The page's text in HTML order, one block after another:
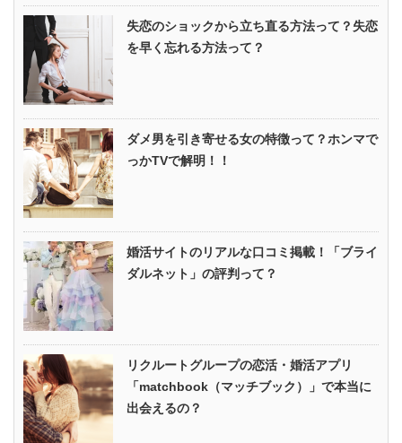
失恋のショックから立ち直る方法って？失恋
を早く忘れる方法って？
ダメ男を引き寄せる女の特徴って？ホンマで
っかTVで解明！！
婚活サイトのリアルな口コミ掲載！「ブライ
ダルネット」の評判って？
リクルートグループの恋活・婚活アプリ
「matchbook（マッチブック）」で本当に
出会えるの？